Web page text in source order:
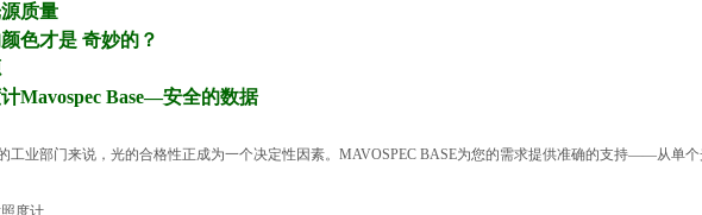
质量
色才是 奇妙的？
Mavospec Base—安全的数据
工业部门来说，光的合格性正成为一个决定性因素。 MAVOSPEC BASE为您的需求提供准确的支持——从单个